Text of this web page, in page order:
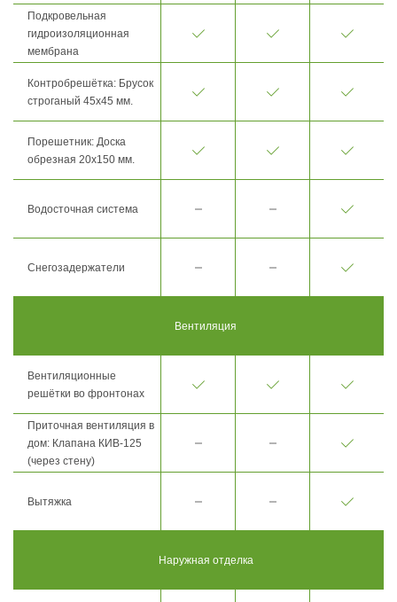
Подкровельная
гидроизоляционная
мембрана
Контробрешётка: Брусок
строганый 45х45 мм.
Порешетник: Доска
обрезная 20х150 мм.
Водосточная система
Снегозадержатели
Вентиляция
Вентиляционные
решётки во фронтонах
Приточная вентиляция в
дом: Клапана КИВ-125
(через стену)
Вытяжка
Наружная отделка